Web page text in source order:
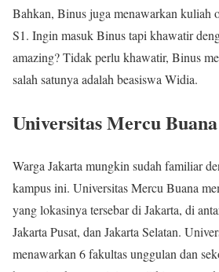
Bahkan, Binus juga menawarkan kuliah
S1. Ingin masuk Binus tapi khawatir
amazing? Tidak perlu khawatir, Binus
salah satunya adalah beasiswa Widia.
Universitas Mercu Buana
Warga Jakarta mungkin sudah familiar
kampus ini. Universitas Mercu Buana
yang lokasinya tersebar di Jakarta, di
Jakarta Pusat, dan Jakarta Selatan.
menawarkan 6 fakultas unggulan dan